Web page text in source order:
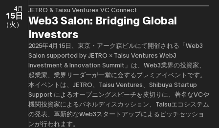
4月
15日
（火）
JETRO & Taisu Ventures VC Connect
Web3 Salon: Bridging Global
Investors
2025年4月15日、東京・アーク森ビルにて開催される「Web3
Salon supported by JETRO × Taisu Ventures Web3
Investment & Innovation Summit」は、Web3業界の投資家、
起業家、業界リーダーが一堂に会するプレミアイベントです。
本イベントは、JETRO、Taisu Ventures、Shibuya Startup
Support によるオープニングスピーチを皮切りに、著名なVCや
機関投資家によるパネルディスカッション、Taisuエコシステム
の発表、革新的なWeb3スタートアップによるピッチセッショ
ンが行われます。